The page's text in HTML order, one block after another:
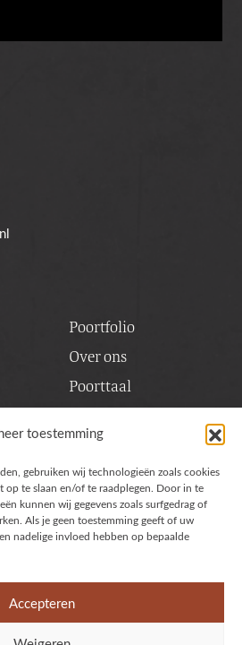
toestemming
gebruiken wij technologieën zoals cookies
op te slaan en/of te raadplegen. Door in te
kunnen wij gegevens zoals surfgedrag of
Als je geen toestemming geeft of uw
nadelige invloed hebben op bepaalde
Accepteren
Poortfolio
Over ons
Poorttaal
Contact & service